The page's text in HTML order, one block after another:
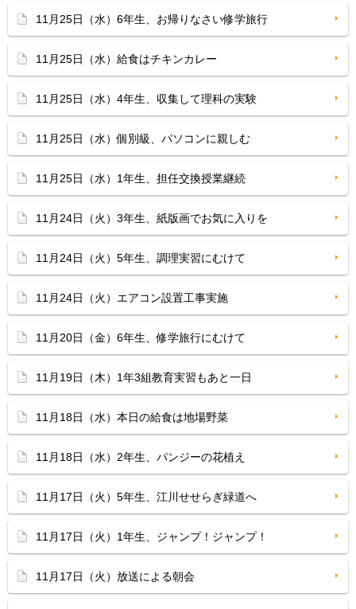
11月25日（水）6年生、お帰りなさい修学旅行
11月25日（水）給食はチキンカレー
11月25日（水）4年生、収集して理科の実験
11月25日（水）個別級、パソコンに親しむ
11月25日（水）1年生、担任交換授業継続
11月24日（火）3年生、紙版画でお気に入りを
11月24日（火）5年生、調理実習にむけて
11月24日（火）エアコン設置工事実施
11月20日（金）6年生、修学旅行にむけて
11月19日（木）1年3組教育実習もあと一日
11月18日（水）本日の給食は地場野菜
11月18日（水）2年生、パンジーの花植え
11月17日（火）5年生、江川せせらぎ緑道へ
11月17日（火）1年生、ジャンプ！ジャンプ！
11月17日（火）放送による朝会